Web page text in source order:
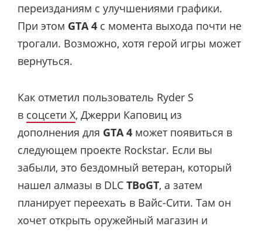
переизданиям с улучшениями графики.
При этом GTA 4 с момента выхода почти не
трогали. Возможно, хотя герой игры может
вернуться.
Как отметил пользователь Ryder S
в соцсети X, Джерри Каповиц из
дополнения для GTA 4 может появиться в
следующем проекте Rockstar. Если вы
забыли, это бездомный ветеран, который
нашел алмазы в DLC TBoGT, а затем
планирует переехать в Вайс-Сити. Там он
хочет открыть оружейный магазин и